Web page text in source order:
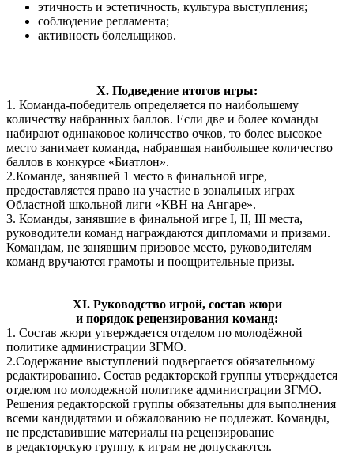
этичность и эстетичность, культура выступления;
соблюдение регламента;
активность болельщиков.
X. Подведение итогов игры:
1. Команда-победитель определяется по наибольшему
количеству набранных баллов. Если две и более команды
набирают одинаковое количество очков, то более высокое
место занимает команда, набравшая наибольшее количество
баллов в конкурсе «Биатлон».
2.Команде, занявшей 1 место в финальной игре,
предоставляется право на участие в зональных играх
Областной школьной лиги «КВН на Ангаре».
3. Команды, занявшие в финальной игре I, II, III места,
руководители команд награждаются дипломами и призами.
Командам, не занявшим призовое место, руководителям
команд вручаются грамоты и поощрительные призы.
XI. Руководство игрой, состав жюри
и порядок рецензирования команд:
1. Состав жюри утверждается отделом по молодёжной
политике администрации ЗГМО.
2.Содержание выступлений подвергается обязательному
редактированию. Состав редакторской группы утверждается
отделом по молодежной политике администрации ЗГМО.
Решения редакторской группы обязательны для выполнения
всеми кандидатами и обжалованию не подлежат. Команды,
не представившие материалы на рецензирование
в редакторскую группу, к играм не допускаются.